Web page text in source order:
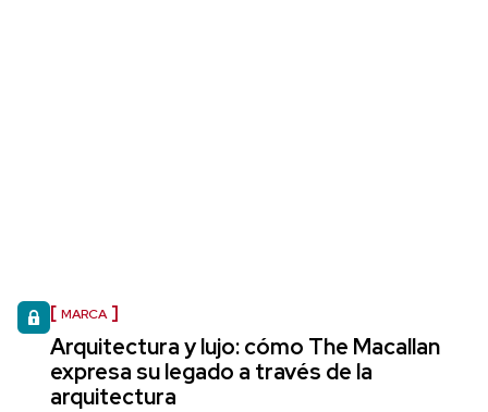
MARCA
Arquitectura y lujo: cómo The Macallan
expresa su legado a través de la
arquitectura